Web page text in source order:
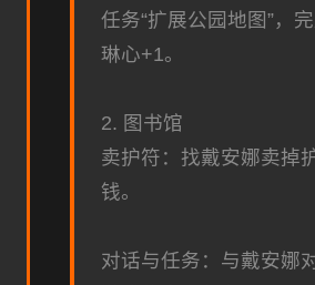
任务“扩展公园地图”，
琳心+1。
2. 图书馆
卖护符：找戴安娜卖掉
钱。
对话与任务：与戴安娜